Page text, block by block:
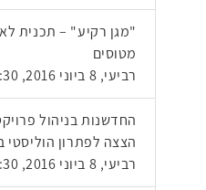
"מגן רקיע" – תכנית
מטוסים
רביעי, 8 ביוני 2016, 11:30
החדשנות בניהול
הצצה לפתרון הוליסטי
רביעי, 8 ביוני 2016, 11:30